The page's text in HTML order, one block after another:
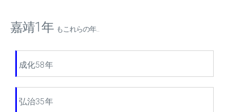
嘉靖1年 もこれらの年...
成化58年
弘治35年